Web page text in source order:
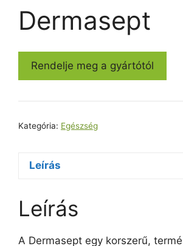
Dermasept
Rendelje meg a gyártótól
Kategória: Egészség
Leírás
Leírás
A Dermasept egy korszerű,